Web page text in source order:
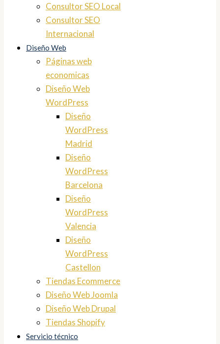
Consultor SEO Local
Consultor SEO
Internacional
Diseño Web
Páginas web
economicas
Diseño Web
WordPress
Diseño
WordPress
Madrid
Diseño
WordPress
Barcelona
Diseño
WordPress
Valencia
Diseño
WordPress
Castellon
Tiendas Ecommerce
Diseño Web Joomla
Diseño Web Drupal
Tiendas Shopify
Servicio técnico